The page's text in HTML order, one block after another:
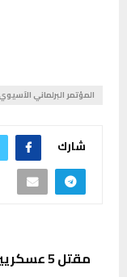
المؤتمر البرلماني
شارك
مقتل 5